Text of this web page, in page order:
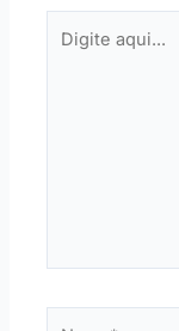
aqui...